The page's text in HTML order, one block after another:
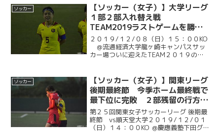
の良い立ち上がり。前半何度もチャンス
を作るもの...
ソッカー
【ソッカー（女子）】大学リーグ
１部２部入れ替え戦
TEAM2019ラストゲームを勝利
で飾って１部残留！ 最後に見せ
つけた荒鷲の意地とプライド 流
通経済大学戦
２０１９/１２/０８（日）１５：００KO
＠流通経済大学龍ヶ崎キャンパスサッ
カー場ついに迎えたTEAM２０１９のラ
て闘う大一番となった。立ち上がりの６
分にセットプレー...
ソッカー
【ソッカー（女子）】関東リーグ
後期最終節 今季ホーム最終戦で
最下位に完敗 ２部残留の行方は
他大の結果次第に 順天堂大戦
第２５回関東女子サッカーリーグ 後期最
終節 vs順天堂大学２０１９/１２/０１
（日）１４：００KO ＠慶應義塾下田グラ